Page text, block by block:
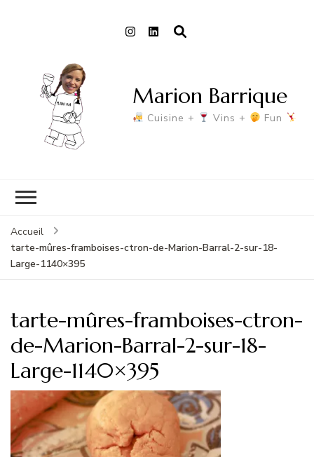
Marion Barrique
Cuisine + Vins + Fun
Accueil
tarte-mûres-framboises-ctron-de-Marion-Barral-2-sur-18-
Large-1140×395
tarte-mûres-framboises-ctron-
de-Marion-Barral-2-sur-18-
Large-1140×395